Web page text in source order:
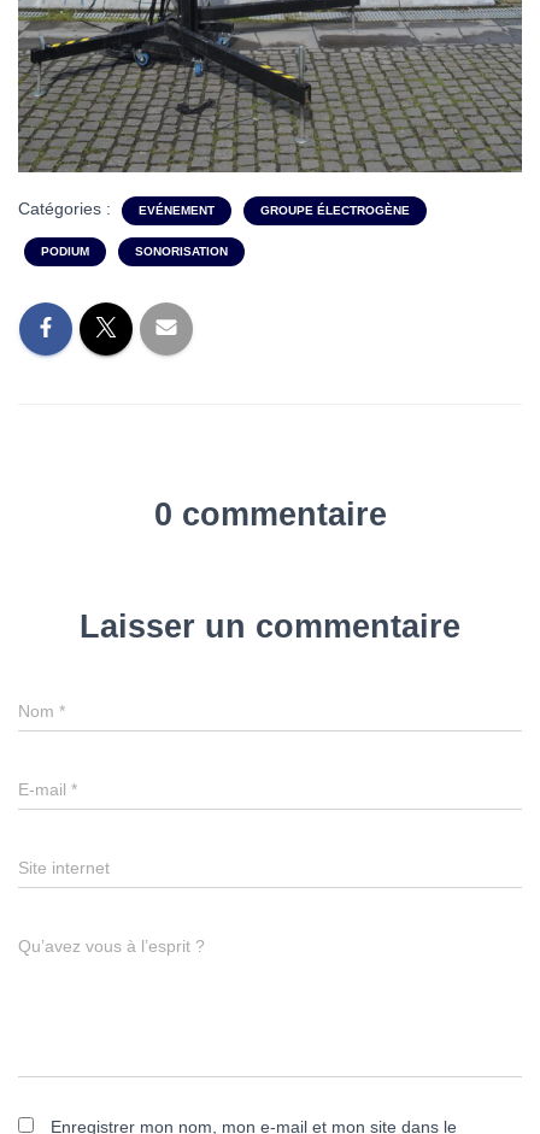
Catégories : EVÉNEMENT GROUPE ÉLECTROGÈNE
PODIUM SONORISATION
0 commentaire
Laisser un commentaire
Nom *
E-mail *
Site internet
Qu’avez vous à l’esprit ?
Enregistrer mon nom, mon e-mail et mon site dans le